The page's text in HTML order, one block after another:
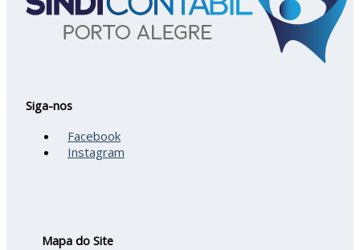
Siga-nos
Facebook
Instagram
Mapa do Site